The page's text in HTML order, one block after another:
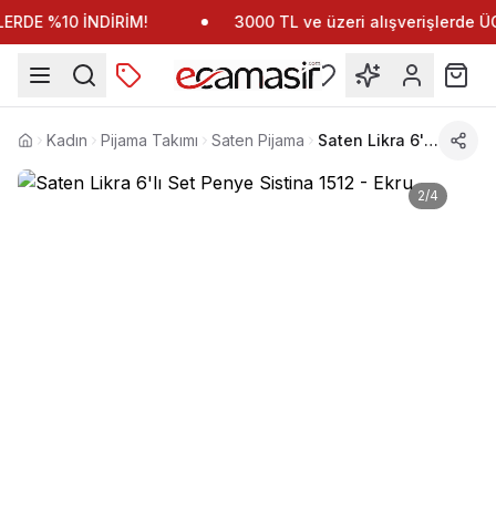
%10 İNDİRİM! 3000 TL ve üzeri alışverişlerde
Anasayfa
Kadın Pijama Takımı Saten Pijama Saten Likra 6'lı Set Penye Sistina 1512
2/4